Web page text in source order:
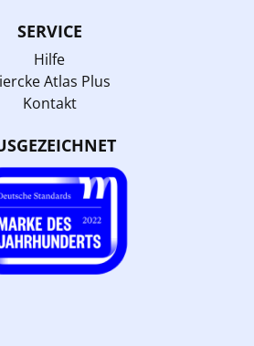
SERVICE
Hilfe
Atlas Plus
Kontakt